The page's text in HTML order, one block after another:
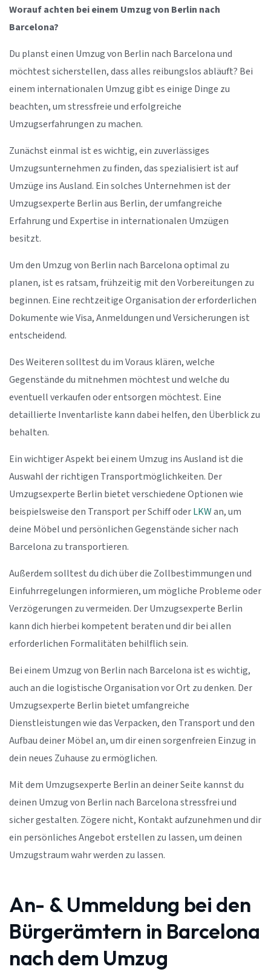
Worauf achten bei einem Umzug von Berlin nach
Barcelona?
Du planst einen Umzug von Berlin nach Barcelona und
möchtest sicherstellen, dass alles reibungslos abläuft? Bei
einem internationalen Umzug gibt es einige Dinge zu
beachten, um stressfreie und erfolgreiche
Umzugserfahrungen zu machen.
Zunächst einmal ist es wichtig, ein zuverlässiges
Umzugsunternehmen zu finden, das spezialisiert ist auf
Umzüge ins Ausland. Ein solches Unternehmen ist der
Umzugsexperte Berlin aus Berlin, der umfangreiche
Erfahrung und Expertise in internationalen Umzügen
besitzt.
Um den Umzug von Berlin nach Barcelona optimal zu
planen, ist es ratsam, frühzeitig mit den Vorbereitungen zu
beginnen. Eine rechtzeitige Organisation der erforderlichen
Dokumente wie Visa, Anmeldungen und Versicherungen ist
entscheidend.
Des Weiteren solltest du im Voraus klären, welche
Gegenstände du mitnehmen möchtest und welche du
eventuell verkaufen oder entsorgen möchtest. Eine
detaillierte Inventarliste kann dabei helfen, den Überblick zu
behalten.
Ein wichtiger Aspekt bei einem Umzug ins Ausland ist die
Auswahl der richtigen Transportmöglichkeiten. Der
Umzugsexperte Berlin bietet verschiedene Optionen wie
beispielsweise den Transport per Schiff oderLKWan, um
deine Möbel und persönlichen Gegenstände sicher nach
Barcelona zu transportieren.
Außerdem solltest du dich über die Zollbestimmungen und
Einfuhrregelungen informieren, um mögliche Probleme oder
Verzögerungen zu vermeiden. Der Umzugsexperte Berlin
kann dich hierbei kompetent beraten und dir bei allen
erforderlichen Formalitäten behilflich sein.
Bei einem Umzug von Berlin nach Barcelona ist es wichtig,
auch an die logistische Organisation vor Ort zu denken. Der
Umzugsexperte Berlin bietet umfangreiche
Dienstleistungen wie das Verpacken, den Transport und den
Aufbau deiner Möbel an, um dir einen sorgenfreien Einzug in
dein neues Zuhause zu ermöglichen.
Mit dem Umzugsexperte Berlin an deiner Seite kannst du
deinen Umzug von Berlin nach Barcelona stressfrei und
sicher gestalten. Zögere nicht, Kontakt aufzunehmen und dir
ein persönliches Angebot erstellen zu lassen, um deinen
Umzugstraum wahr werden zu lassen.
An- & Ummeldung bei den
Bürgerämtern in Barcelona
nach dem Umzug